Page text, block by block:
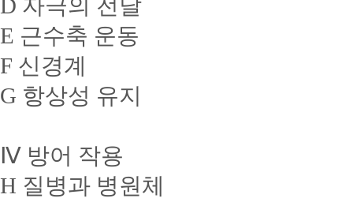
D 자극의 전달
E 근수축 운동
F 신경계
G 항상성 유지
Ⅳ 방어 작용
H 질병과 병원체